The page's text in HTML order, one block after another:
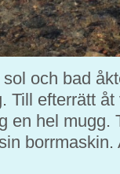
och bad
Till efterrätt
en hel mugg.